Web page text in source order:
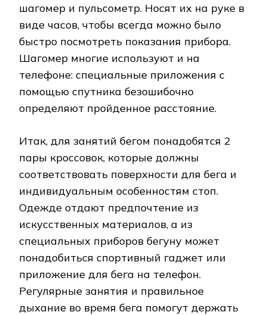
шагомер и пульсометр. Носят их на руке в
виде часов, чтобы всегда можно было
быстро посмотреть показания прибора.
Шагомер многие используют и на
телефоне: специальные приложения с
помощью спутника безошибочно
определяют пройденное расстояние.
Итак, для занятий бегом понадобятся 2
пары кроссовок, которые должны
соответствовать поверхности для бега и
индивидуальным особенностям стоп.
Одежде отдают предпочтение из
искусственных материалов, а из
специальных приборов бегуну может
понадобиться спортивный гаджет или
приложение для бега на телефон.
Регулярные занятия и правильное
дыхание во время бега помогут держать